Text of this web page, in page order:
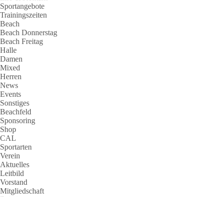
Sportangebote
Trainingszeiten
Beach
Beach Donnerstag
Beach Freitag
Halle
Damen
Mixed
Herren
News
Events
Sonstiges
Beachfeld
Sponsoring
Shop
CAL
Sportarten
Verein
Aktuelles
Leitbild
Vorstand
Mitgliedschaft